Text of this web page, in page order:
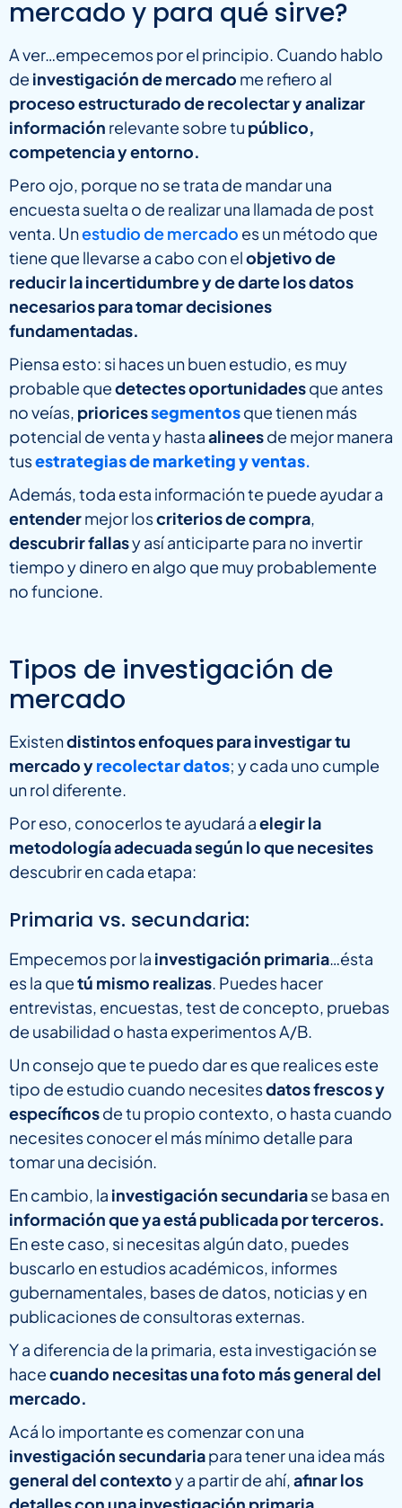
mercado y para qué sirve?
A ver…empecemos por el principio. Cuando hablo
de investigación de mercado me refiero al
proceso estructurado de recolectar y analizar
información relevante sobre tu público,
competencia y entorno.
Pero ojo, porque no se trata de mandar una
encuesta suelta o de realizar una llamada de post
venta. Unestudio de mercado es un método que
tiene que llevarse a cabo con elobjetivo de
reducir la incertidumbre y de darte los datos
necesarios para tomar decisiones
fundamentadas.
Piensa esto: si haces un buen estudio, es muy
probable quedetectes oportunidadesque antes
no veías, prioricessegmentosque tienen más
potencial de venta y hastaalineesde mejor manera
tusestrategias de marketing y ventas.
Además, toda esta información te puede ayudar a
entendermejor loscriterios de compra,
descubrir fallasy así anticiparte para no invertir
tiempo y dinero en algo que muy probablemente
no funcione.
Tipos de investigación de
mercado
Existendistintos enfoques para investigar tu
mercado yrecolectar datos; y cada uno cumple
un rol diferente.
Por eso, conocerlos te ayudará aelegir la
metodología adecuada según lo que necesites
descubrir en cada etapa:
Primaria vs. secundaria:
Empecemos por la investigación primaria…ésta
es la quetú mismo realizas. Puedes hacer
entrevistas, encuestas, test de concepto, pruebas
de usabilidad o hasta experimentos A/B.
Un consejo que te puedo dar es que realices este
tipo de estudio cuando necesitesdatos frescos y
específicosde tu propio contexto, o hasta cuando
necesites conocer el más mínimo detalle para
tomar una decisión.
En cambio, la investigación secundariase basa en
información que ya está publicada por terceros.
En este caso, si necesitas algún dato, puedes
buscarlo en estudios académicos, informes
gubernamentales, bases de datos, noticias y en
publicaciones de consultoras externas.
Y a diferencia de la primaria, esta investigación se
hacecuando necesitas una foto más general del
mercado.
Acá lo importante es comenzar con una
investigación secundariapara tener una idea más
general del contextoy a partir de ahí,afinar los